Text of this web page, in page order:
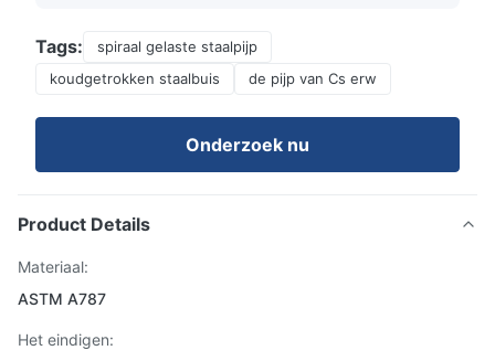
Tags:
spiraal gelaste staalpijp
koudgetrokken staalbuis
de pijp van Cs erw
Onderzoek nu
Product Details
Materiaal:
ASTM A787
Het eindigen: